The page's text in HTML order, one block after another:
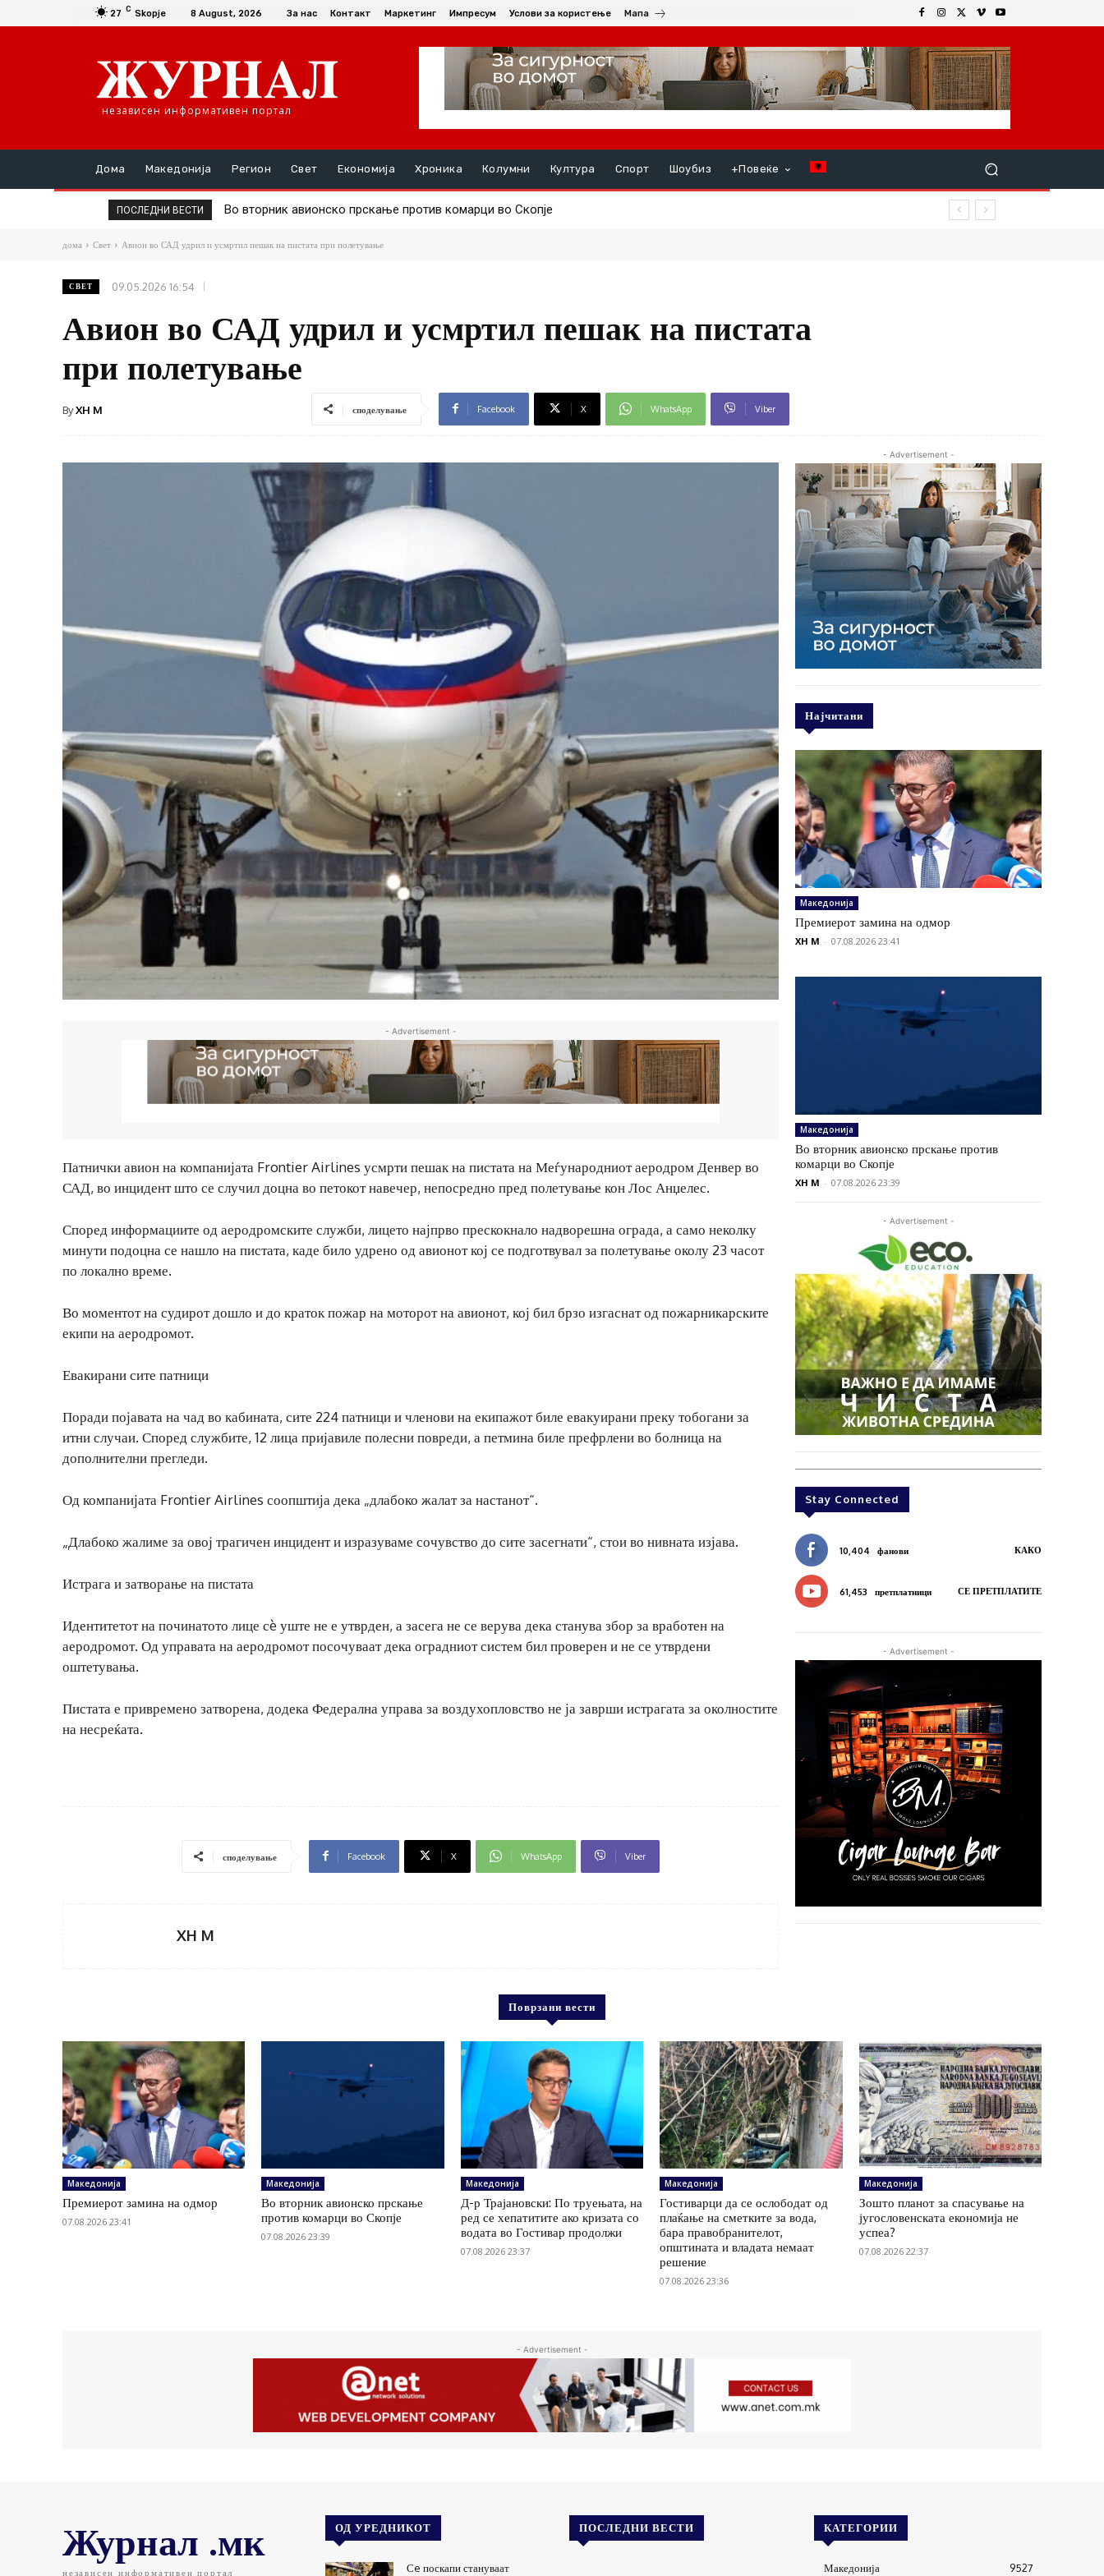
27 C Skopje 8 August, 2026 За нас Контакт Маркетинг Импресум Услови за користење Мапа
независен информативен портал
Дома Македонија Регион Свет Економија Хроника Колумни Култура Спорт Шоубиз +Повеќе
ПОСЛЕДНИ ВЕСТИ Во вторник авионско прскање против комарци во Скопје
Д-р Трајановски: По труењата, на ред се хепатитите ако кризата со водата во Гостивар продолжи
дома Свет Авион во САД удрил и усмртил пешак на пистата при полетување
СВЕТ 09.05.2026 16:54
Авион во САД удрил и усмртил пешак на пистата
при полетување
ByXH M споделување Facebook X WhatsApp Viber
- Advertisement -
Патнички авион на компанијата Frontier Airlines усмрти пешак на пистата на Меѓународниот аеродром Денвер во
САД, во инцидент што се случил доцна во петокот навечер, непосредно пред полетување кон Лос Анџелес.
Според информациите од аеродромските служби, лицето најпрво прескокнало надворешна ограда, а само неколку
минути подоцна се нашло на пистата, каде било удрено од авионот кој се подготвувал за полетување околу 23 часот
по локално време.
Во моментот на судирот дошло и до краток пожар на моторот на авионот, кој бил брзо изгаснат од пожарникарските
екипи на аеродромот.
Евакирани сите патници
Поради појавата на чад во кабината, сите 224 патници и членови на екипажот биле евакуирани преку тобогани за
итни случаи. Според службите, 12 лица пријавиле полесни повреди, а петмина биле префрлени во болница на
дополнителни прегледи.
Од компанијата Frontier Airlines соопштија дека „длабоко жалат за настанот“.
„Длабоко жалиме за овој трагичен инцидент и изразуваме сочувство до сите засегнати“, стои во нивната изјава.
Истрага и затворање на пистата
Идентитетот на починатото лице сè уште не е утврден, а засега не се верува дека станува збор за вработен на
аеродромот. Од управата на аеродромот посочуваат дека оградниот систем бил проверен и не се утврдени
оштетувања.
Пистата е привремено затворена, додека Федерална управа за воздухопловство не ја заврши истрагата за околностите
на несреќата.
споделување Facebook X WhatsApp Viber
XH M
- Advertisement -
Најчитани
Македонија
Премиерот замина на одмор
XH M - 07.08.2026 23:41
Македонија
Во вторник авионско прскање против
комарци во Скопје
XH M - 07.08.2026 23:39
- Advertisement -
Stay Connected
10,404 фанови КАКО
61,453 претплатници СЕ ПРЕТПЛАТИТЕ
- Advertisement -
Поврзани вести
Македонија
Премиерот замина на одмор
07.08.2026 23:41
Македонија
Во вторник авионско прскање
против комарци во Скопје
07.08.2026 23:39
Македонија
Д-р Трајановски: По труењата, на
ред се хепатитите ако кризата со
водата во Гостивар продолжи
07.08.2026 23:37
Македонија
Гостиварци да се ослободат од
плаќање на сметките за вода,
бара правобранителот,
општината и владата немаат
решение
07.08.2026 23:36
Македонија
Зошто планот за спасување на
југословенската економија не
успеа?
07.08.2026 22:37
- Advertisement -
Журнал .мк
независен информативен портал
ОД УРЕДНИКОТ
Сe поскапи стануваат
ПОСЛЕДНИ ВЕСТИ КАТЕГОРИИ
Македонија 9527